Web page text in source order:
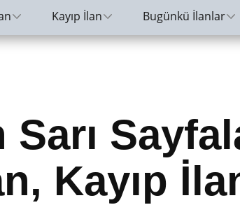
Kayıp İlan Bugünkü İlanlar
Sarı
Kayıp